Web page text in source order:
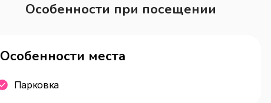
Особенности при посещении
Особенности места
Парковка